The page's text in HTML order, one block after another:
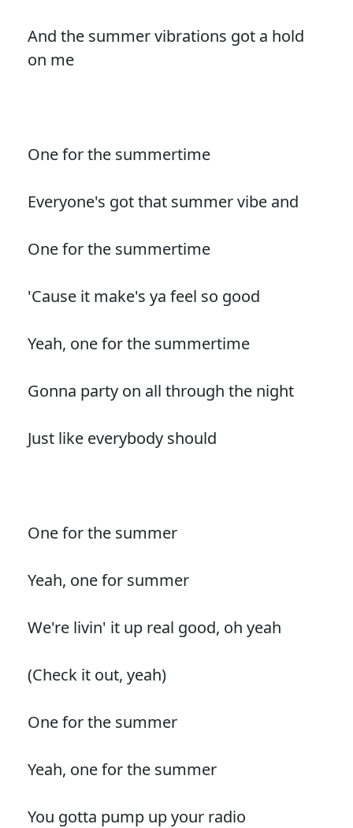
And the summer vibrations got a hold
on me
One for the summertime
Everyone's got that summer vibe and
One for the summertime
'Cause it make's ya feel so good
Yeah, one for the summertime
Gonna party on all through the night
Just like everybody should
One for the summer
Yeah, one for summer
We're livin' it up real good, oh yeah
(Check it out, yeah)
One for the summer
Yeah, one for the summer
You gotta pump up your radio